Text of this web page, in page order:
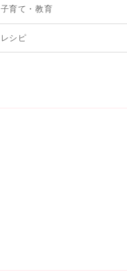
子育て・教育
レシピ